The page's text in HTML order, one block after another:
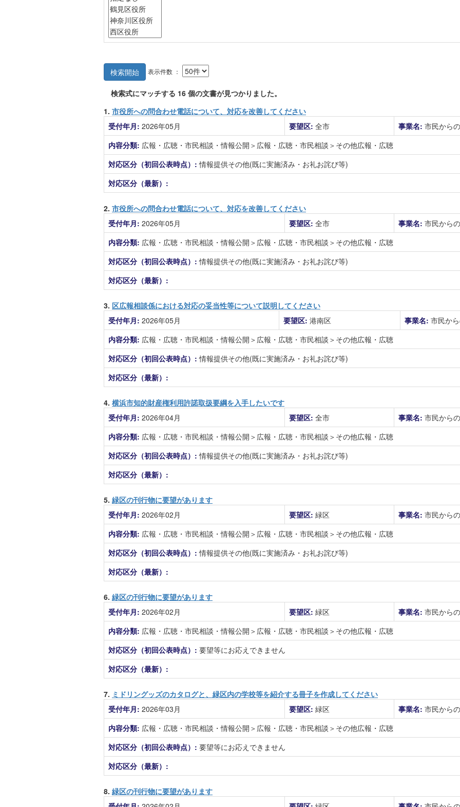
検索開始 表示件数 ：
検索式にマッチする 16 個の文書が見つかりました。
1. 市役所への問合わせ電話について、対応を改善してください
受付年月: 2026年05月 要望区: 全市 事業名: 市民から
内容分類: 広報・広聴・市民相談・情報公開＞広報・広聴・市民相談＞その他広報・広聴
対応区分（初回公表時点）:情報提供その他(既に実施済み・お礼お詫び等)
対応区分（最新）:
2. 市役所への問合わせ電話について、対応を改善してください
受付年月: 2026年05月 要望区: 全市 事業名: 市民から
内容分類: 広報・広聴・市民相談・情報公開＞広報・広聴・市民相談＞その他広報・広聴
対応区分（初回公表時点）:情報提供その他(既に実施済み・お礼お詫び等)
対応区分（最新）:
3. 区広報相談係における対応の妥当性等について説明してください
受付年月: 2026年05月 要望区: 港南区 事業名: 市民か
内容分類: 広報・広聴・市民相談・情報公開＞広報・広聴・市民相談＞その他広報・広聴
対応区分（初回公表時点）:情報提供その他(既に実施済み・お礼お詫び等)
対応区分（最新）:
4. 横浜市知的財産権利用許諾取扱要綱を入手したいです
受付年月: 2026年04月 要望区: 全市 事業名: 市民から
内容分類: 広報・広聴・市民相談・情報公開＞広報・広聴・市民相談＞その他広報・広聴
対応区分（初回公表時点）:情報提供その他(既に実施済み・お礼お詫び等)
対応区分（最新）:
5. 緑区の刊行物に要望があります
受付年月: 2026年02月 要望区: 緑区 事業名: 市民から
内容分類: 広報・広聴・市民相談・情報公開＞広報・広聴・市民相談＞その他広報・広聴
対応区分（初回公表時点）:情報提供その他(既に実施済み・お礼お詫び等)
対応区分（最新）:
6. 緑区の刊行物に要望があります
受付年月: 2026年02月 要望区: 緑区 事業名: 市民から
内容分類: 広報・広聴・市民相談・情報公開＞広報・広聴・市民相談＞その他広報・広聴
対応区分（初回公表時点）: 要望等にお応えできません
対応区分（最新）:
7. ミドリングッズのカタログと、緑区内の学校等を紹介する冊子を作成してください
受付年月: 2026年03月 要望区: 緑区 事業名: 市民から
内容分類: 広報・広聴・市民相談・情報公開＞広報・広聴・市民相談＞その他広報・広聴
対応区分（初回公表時点）: 要望等にお応えできません
対応区分（最新）:
8. 緑区の刊行物に要望があります